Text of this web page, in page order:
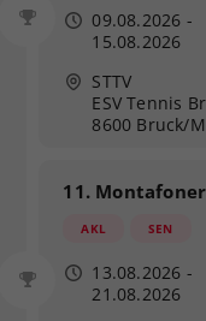
09.08.2026 -
15.08.2026
STTV
ESV Tennis
8600 Bruck/
11.
AKL SEN
13.08.2026 -
21.08.2026